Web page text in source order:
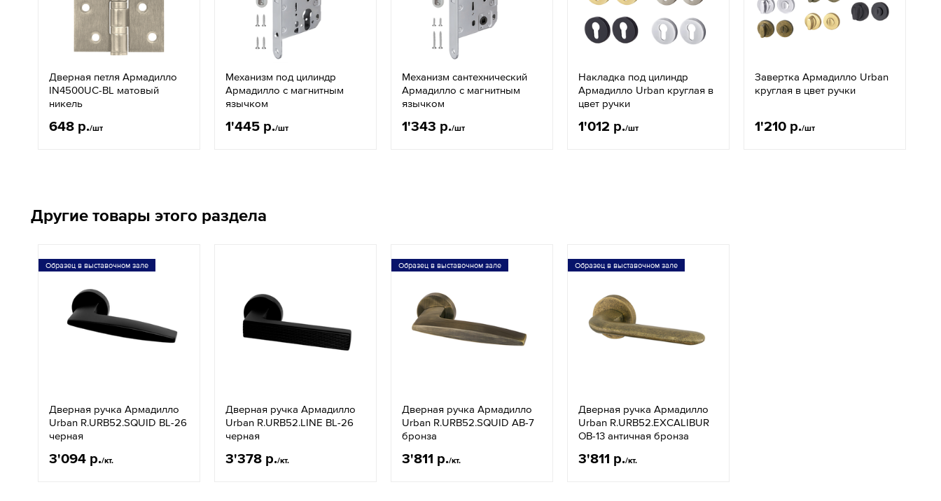
Дверная петля Армадилло
IN4500UC-BL матовый
никель
648 р./шт
Механизм под цилиндр
Армадилло с магнитным
язычком
1'445 р./шт
Механизм сантехнический
Армадилло с магнитным
язычком
1'343 р./шт
Накладка под цилиндр
Армадилло Urban круглая в
цвет ручки
1'012 р./шт
Завертка Армадилло Urban
круглая в цвет ручки
1'210 р./шт
Другие товары этого раздела
Образец в выставочном зале
Дверная ручка Армадилло
Urban R.URB52.SQUID BL-26
черная
3'094 р./кт.
Дверная ручка Армадилло
Urban R.URB52.LINE BL-26
черная
3'378 р./кт.
Образец в выставочном зале
Дверная ручка Армадилло
Urban R.URB52.SQUID АВ-7
бронза
3'811 р./кт.
Образец в выставочном зале
Дверная ручка Армадилло
Urban R.URB52.EXCALIBUR
OB-13 античная бронза
3'811 р./кт.